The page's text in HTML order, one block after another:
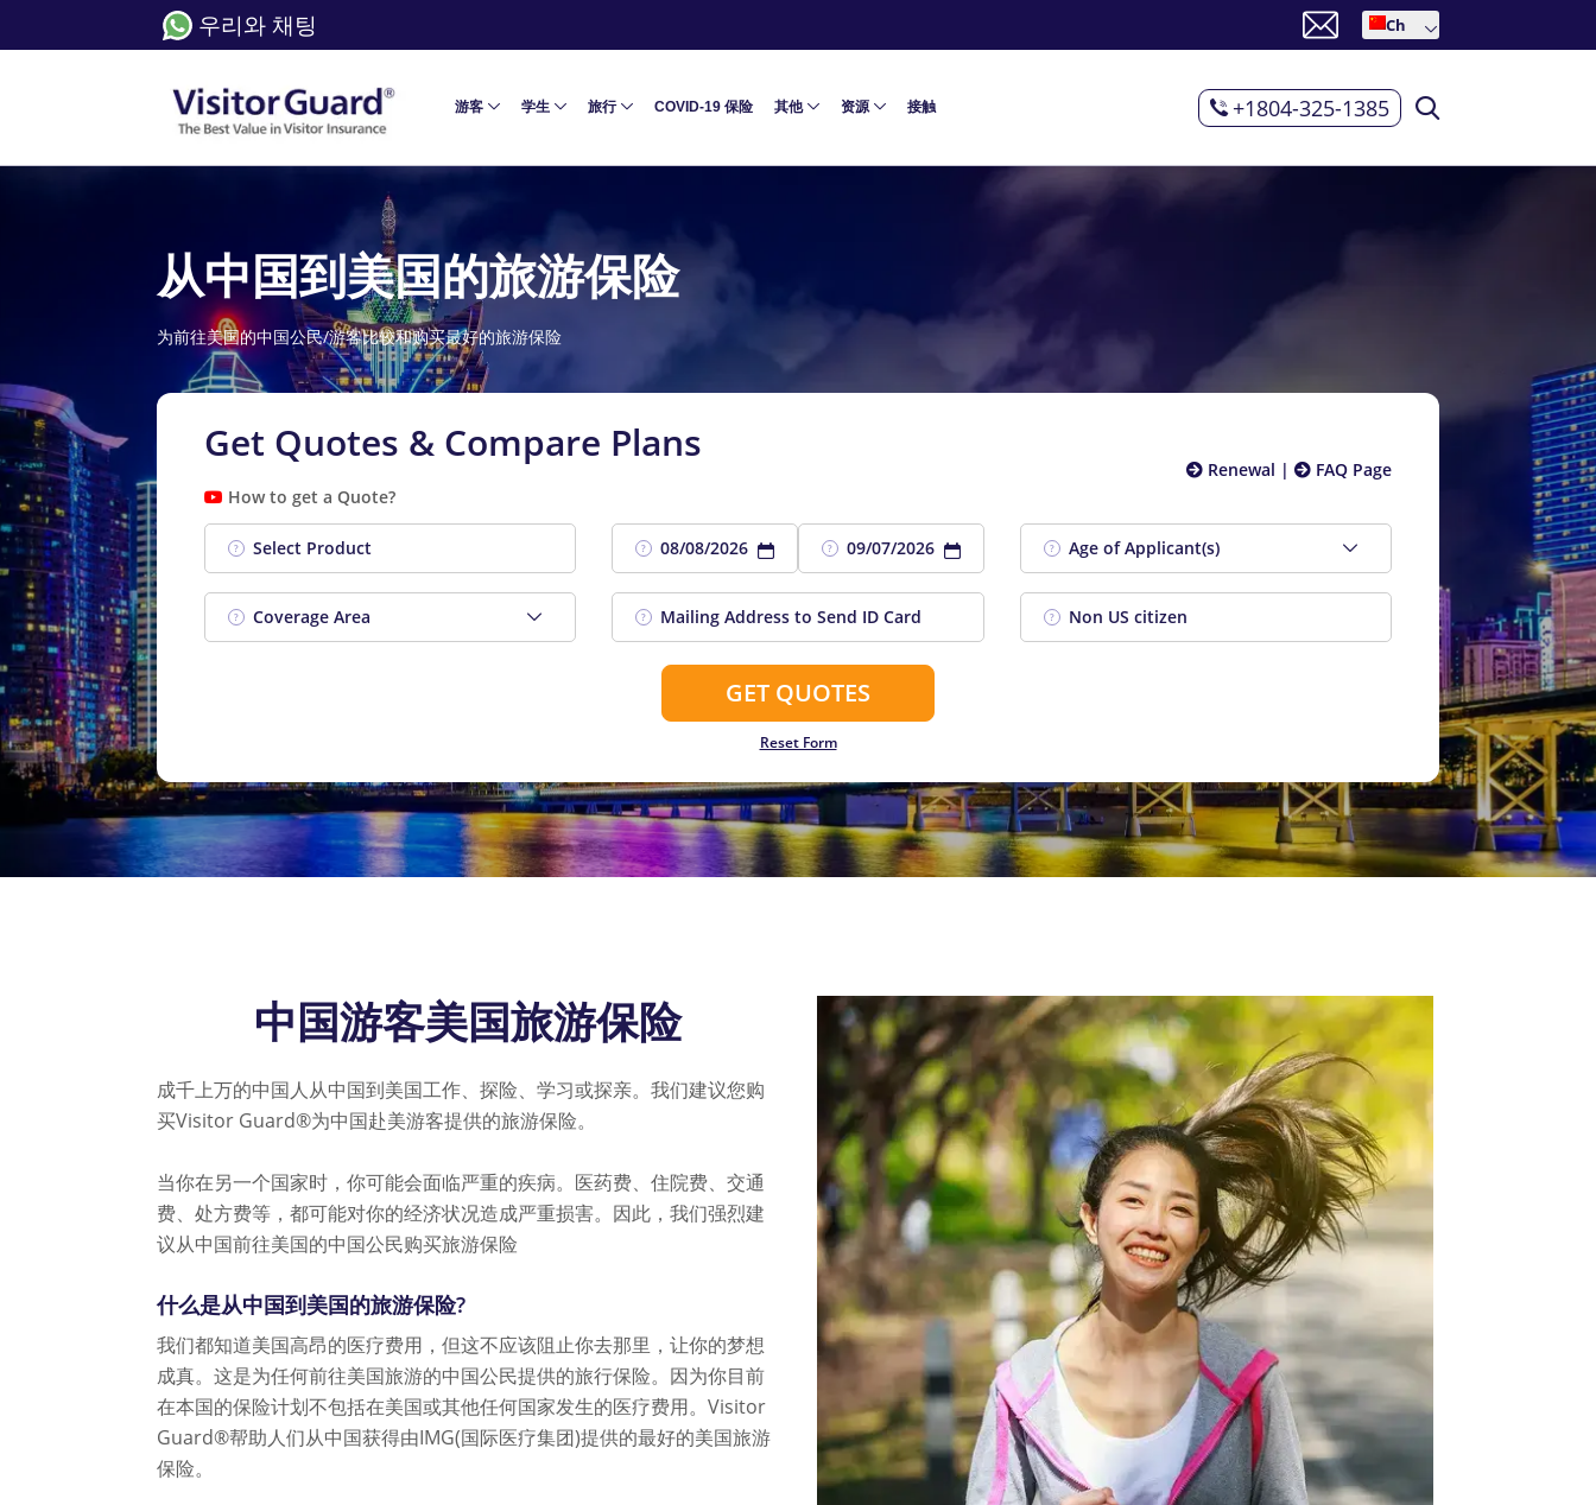
우리와 채팅 Ch
游客 学生 旅行 COVID-19 保险 其他 资源 接触 +1804-325-1385
从中国到美国的旅游保险
为前往美国的中国公民/游客比较和购买最好的旅游保险
Get Quotes & Compare Plans
How to get a Quote?
Renewal | FAQ Page
? ? ? ? Age of Applicant(s)
? Coverage Area ? ?
GET QUOTES
Reset Form
中国游客美国旅游保险
成千上万的中国人从中国到美国工作、探险、学习或探亲。我们建议您购
买Visitor Guard®为中国赴美游客提供的旅游保险。
当你在另一个国家时，你可能会面临严重的疾病。医药费、住院费、交通
费、处方费等，都可能对你的经济状况造成严重损害。因此，我们强烈建
议从中国前往美国的中国公民购买旅游保险
什么是从中国到美国的旅游保险?
我们都知道美国高昂的医疗费用，但这不应该阻止你去那里，让你的梦想
成真。这是为任何前往美国旅游的中国公民提供的旅行保险。因为你目前
在本国的保险计划不包括在美国或其他任何国家发生的医疗费用。Visitor
Guard®帮助人们从中国获得由IMG(国际医疗集团)提供的最好的美国旅游
保险。